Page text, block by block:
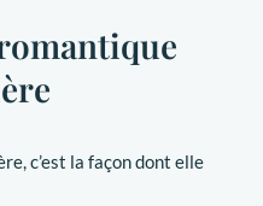
c’est la façon dont elle